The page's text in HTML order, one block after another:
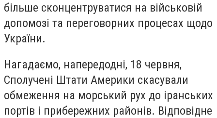
більше сконцентруватися на військовій
допомозі та переговорних процесах щодо
України.
Нагадаємо, напередодні, 18 червня,
Сполучені Штати Америки скасували
обмеження на морський рух до іранських
портів і прибережних районів. Відповідне